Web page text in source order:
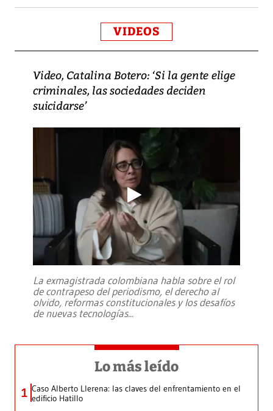
VIDEOS
Video, Catalina Botero: ‘Si la gente elige
criminales, las sociedades deciden
suicidarse’
La exmagistrada colombiana habla sobre el rol
de contrapeso del periodismo, el derecho al
olvido, reformas constitucionales y los desafíos
de nuevas tecnologías...
Lo más leído
1 Caso Alberto Llerena: las claves del enfrentamiento en el
edificio Hatillo